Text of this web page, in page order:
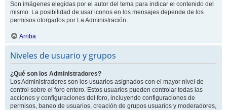
Son imágenes elegidas por el autor del tema para indicar el contenido del
mismo. La posibilidad de usar iconos en los mensajes depende de los
permisos otorgados por La Administración.
Arriba
Niveles de usuario y grupos
¿Qué son los Administradores?
Los Administradores son los usuarios asignados con el mayor nivel de
control sobre el foro entero. Estos usuarios pueden controlar todas las
acciones y configuraciones del foro, incluyendo configuraciones de
permisos, baneo de usuarios, creación de grupos usuarios y moderadores,